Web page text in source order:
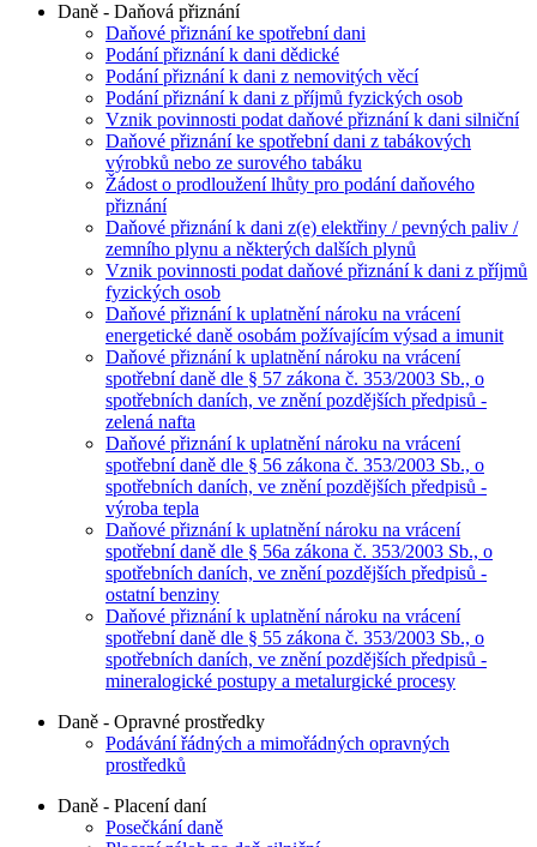
Daně - Daňová přiznání
Daňové přiznání ke spotřební dani
Podání přiznání k dani dědické
Podání přiznání k dani z nemovitých věcí
Podání přiznání k dani z příjmů fyzických osob
Vznik povinnosti podat daňové přiznání k dani silniční
Daňové přiznání ke spotřební dani z tabákových
výrobků nebo ze surového tabáku
Žádost o prodloužení lhůty pro podání daňového
přiznání
Daňové přiznání k dani z(e) elektřiny / pevných paliv /
zemního plynu a některých dalších plynů
Vznik povinnosti podat daňové přiznání k dani z příjmů
fyzických osob
Daňové přiznání k uplatnění nároku na vrácení
energetické daně osobám požívajícím výsad a imunit
Daňové přiznání k uplatnění nároku na vrácení
spotřební daně dle § 57 zákona č. 353/2003 Sb., o
spotřebních daních, ve znění pozdějších předpisů -
zelená nafta
Daňové přiznání k uplatnění nároku na vrácení
spotřební daně dle § 56 zákona č. 353/2003 Sb., o
spotřebních daních, ve znění pozdějších předpisů -
výroba tepla
Daňové přiznání k uplatnění nároku na vrácení
spotřební daně dle § 56a zákona č. 353/2003 Sb., o
spotřebních daních, ve znění pozdějších předpisů -
ostatní benziny
Daňové přiznání k uplatnění nároku na vrácení
spotřební daně dle § 55 zákona č. 353/2003 Sb., o
spotřebních daních, ve znění pozdějších předpisů -
mineralogické postupy a metalurgické procesy
Daně - Opravné prostředky
Podávání řádných a mimořádných opravných
prostředků
Daně - Placení daní
Posečkání daně